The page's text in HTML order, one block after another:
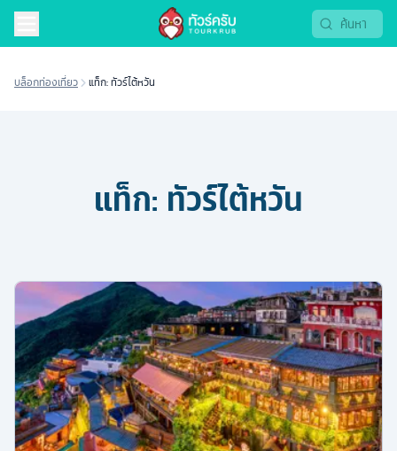
บล็อกท่องเที่ยว แท็ก: ทัวร์ไต้หวัน
แท็ก: ทัวร์ไต้หวัน